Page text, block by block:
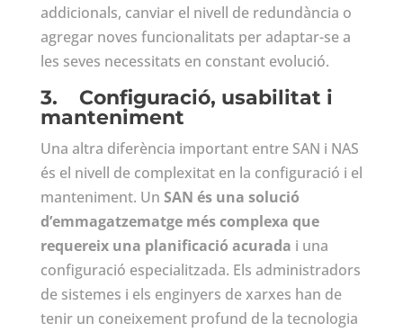
addicionals, canviar el nivell de redundància o
agregar noves funcionalitats per adaptar-se a
les seves necessitats en constant evolució.
3. Configuració, usabilitat i
manteniment
Una altra diferència important entre SAN i NAS
és el nivell de complexitat en la configuració i el
manteniment. Un SAN és una solució
d’emmagatzematge més complexa que
requereix una planificació acurada i una
configuració especialitzada. Els administradors
de sistemes i els enginyers de xarxes han de
tenir un coneixement profund de la tecnologia